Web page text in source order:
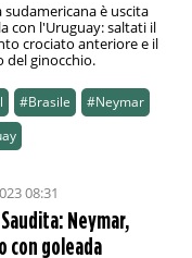
sudamericana è uscita
con l'Uruguay: saltati il
crociato anteriore e il
del ginocchio.
#Brasile
#Neymar
08:31
Neymar,
con goleada